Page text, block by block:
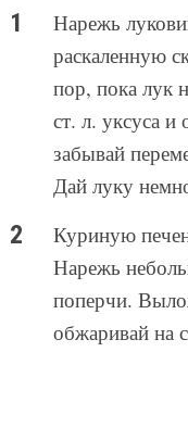
Нарежь
раскаленную
пор, пока лук
ст. л. уксуса
забывай
Дай луку
Куриную
Нарежь
поперчи.
обжаривай на